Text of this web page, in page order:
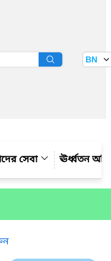
BN
সেবা ঊর্ধ্বতন